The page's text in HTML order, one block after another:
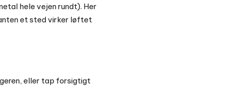
hele vejen rundt). Her
et sted virker løftet
eller tap forsigtigt